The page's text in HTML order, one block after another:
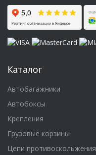
Каталог
Автобагажники
Автобоксы
Крепления
Грузовые корзины
Цепи противоскольжения